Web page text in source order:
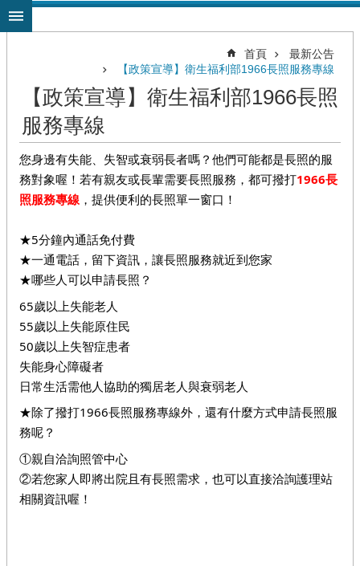
跳到主要內容區塊
首頁
最新公告
【政策宣導】衛生福利部1966長照服務專線
【政策宣導】衛生福利部1966長照
服務專線
您身邊有失能、 失智或衰弱長者嗎？他們可能都是長照的服
務對象喔！若有親友或長輩需要長照服務，都可撥打1966長
照服務專線 ，提供便利的長照單一窗口！
★5分鐘內通話免付費
★一通電話，留下資訊，讓長照服務就近到您家
★哪些人可以申請長照？
65歲以上失能老人
55歲以上失能原住民
50歲以上失智症患者
失能身心障礙者
日常生活需他人協助的獨居老人與衰弱老人
★除了撥打1966長照服務專線外，還有什麼方式申請長照服
務呢？
①親自洽詢照管中心
②若您家人即將出院且有長照需求，也可以直接洽詢護理站
相關資訊喔！